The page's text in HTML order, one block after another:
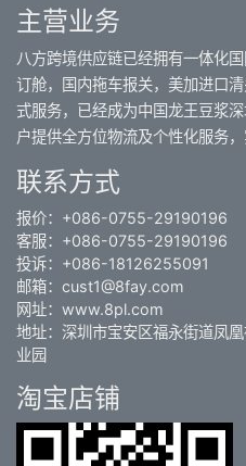
主营业务
八方跨境供应链已经拥有一体化
订舱，国内拖车报关，美加进口
式服务，已经成为中国龙王豆浆
户提供全方位物流及个性化服务，
联系方式
报价：+086-0755-29190196
客服：+086-0755-29190196
投诉：+086-18126255091
邮箱：cust1@8fay.com
网址：www.8pl.com
地址：深圳市宝安区福永街道凤
业园
淘宝店铺